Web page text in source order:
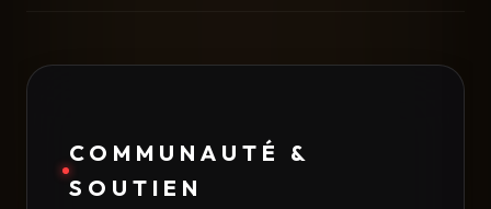
COMMUNAUTÉ &
SOUTIEN